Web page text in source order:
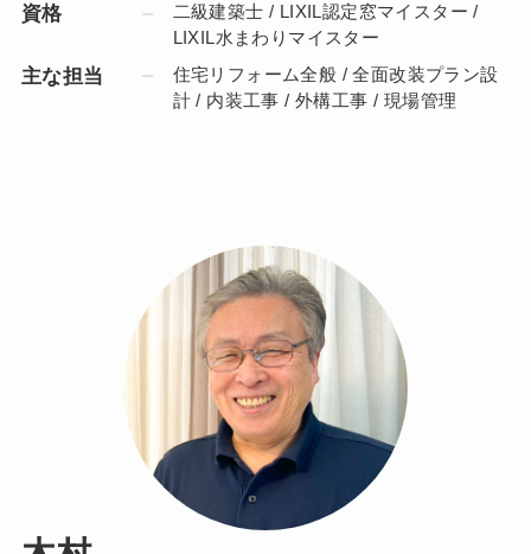
資格
二級建築士 / LIXIL認定窓マイスター /
LIXIL水まわりマイスター
主な担当
住宅リフォーム全般 / 全面改装プラン設
計 / 内装工事 / 外構工事 / 現場管理